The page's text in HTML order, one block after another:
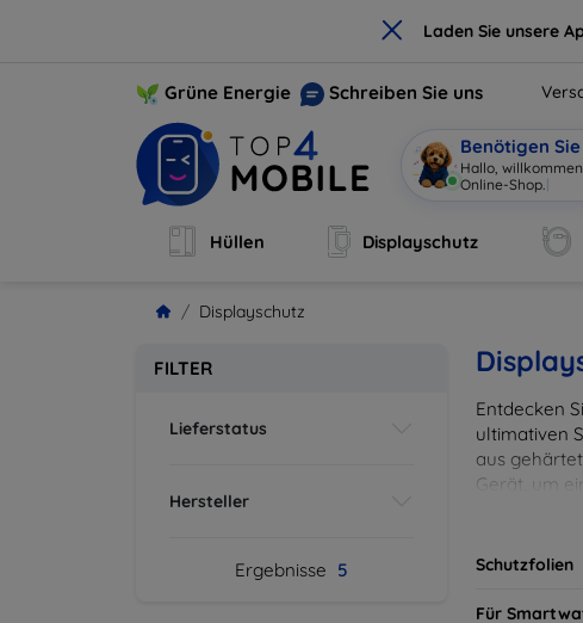
× Laden Sie unsere
Grüne Energie Schreiben Sie uns
Benötigen
Hallo,
Online-Shop. |
Hüllen Displayschutz
Displayschutz
FILTER
Lieferstatus
Hersteller
Ergebnisse 5
Entdecken
ultimativen
aus
Gerät, um
Schutzfolien
Für